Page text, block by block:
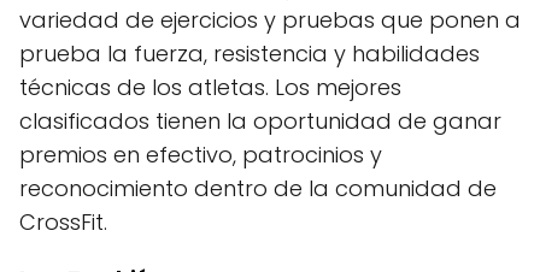
variedad de ejercicios y pruebas que ponen a
prueba la fuerza, resistencia y habilidades
técnicas de los atletas. Los mejores
clasificados tienen la oportunidad de ganar
premios en efectivo, patrocinios y
reconocimiento dentro de la comunidad de
CrossFit.